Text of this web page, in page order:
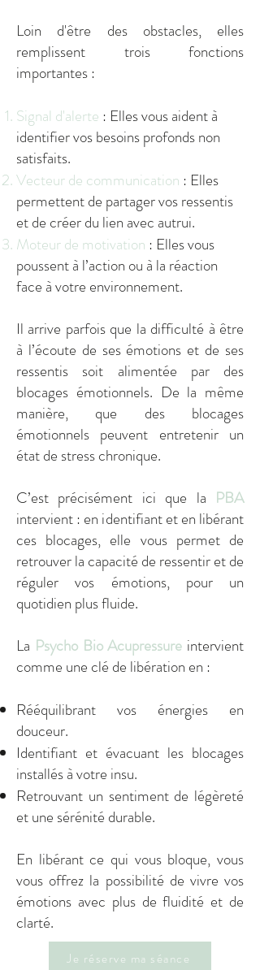
Loin d'être des obstacles, elles
remplissent trois fonctions
importantes :
Signal d'alerte : Elles vous aident à
identifier vos besoins profonds non
satisfaits.
Vecteur de communication : Elles
permettent de partager vos ressentis
et de créer du lien avec autrui.
Moteur de motivation : Elles vous
poussent à l’action ou à la réaction
face à votre environnement.
Il arrive parfois que la difficulté à être
à l’écoute de ses émotions et de ses
ressentis soit alimentée par des
blocages émotionnels. De la même
manière, que des blocages
émotionnels peuvent entretenir un
état de stress chronique.
C’est précisément ici que la PBA
intervient : en identifiant et en libérant
ces blocages, elle vous permet de
retrouver la capacité de ressentir et de
réguler vos émotions, pour un
quotidien plus fluide.
La Psycho Bio Acupressure intervient
comme une clé de libération en :
Rééquilibrant vos énergies en
douceur.
Identifiant et évacuant les blocages
installés à votre insu.
Retrouvant un sentiment de légèreté
et une sérénité durable.
En libérant ce qui vous bloque, vous
vous offrez la possibilité de vivre vos
émotions avec plus de fluidité et de
clarté.
Je réserve ma séance